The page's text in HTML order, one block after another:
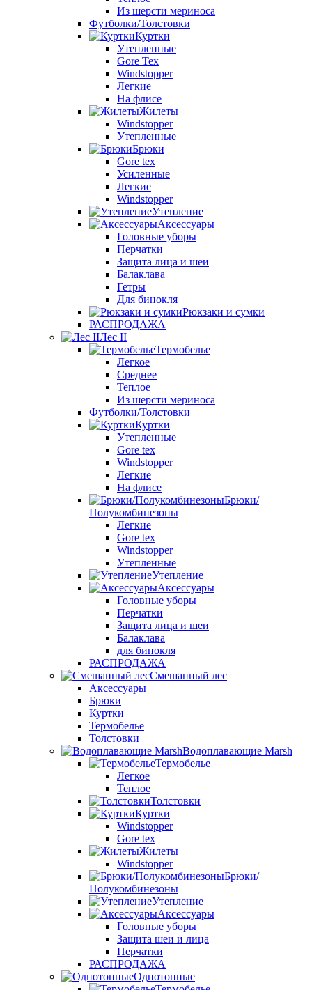
Из шерсти мериноса
Футболки/Толстовки
Куртки
Утепленные
Gore Tex
Windstopper
Легкие
На флисе
Жилеты
Windstopper
Утепленные
Брюки
Gore tex
Усиленные
Легкие
Windstopper
Утепление
Аксессуары
Головные уборы
Перчатки
Защита лица и шеи
Балаклава
Гетры
Для бинокля
Рюкзаки и сумки
РАСПРОДАЖА
Лес II
Термобелье
Легкое
Среднее
Теплое
Из шерсти мериноса
Футболки/Толстовки
Куртки
Утепленные
Gore tex
Windstopper
Легкие
На флисе
Брюки/
Полукомбинезоны
Легкие
Gore tex
Windstopper
Утепленные
Утепление
Аксессуары
Головные уборы
Перчатки
Защита лица и шеи
Балаклава
для бинокля
РАСПРОДАЖА
Смешанный лес
Аксессуары
Брюки
Куртки
Термобелье
Толстовки
Водоплавающие Marsh
Термобелье
Легкое
Теплое
Толстовки
Куртки
Windstopper
Gore tex
Жилеты
Windstopper
Брюки/
Полукомбинезоны
Утепление
Аксессуары
Головные уборы
Защита шеи и лица
Перчатки
РАСПРОДАЖА
Однотонные